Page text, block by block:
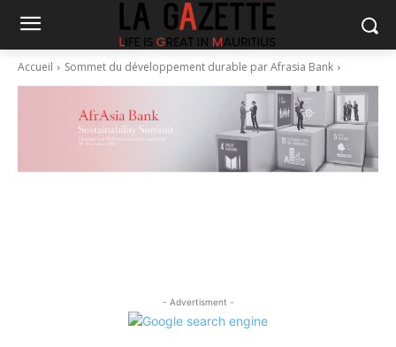
Accueil Sommet du développement durable par Afrasia Bank
- Advertisment -